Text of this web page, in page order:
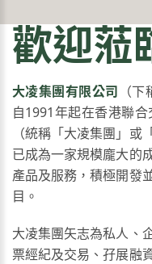
歡迎蒞
大凌集團有限公司 （
自1991年起在香港聯
（統稱「大凌集團」
已成為一家規模龐大的
產品及服務，積極開發
目。
大凌集團矢志為私人、
票經紀及交易、孖展融